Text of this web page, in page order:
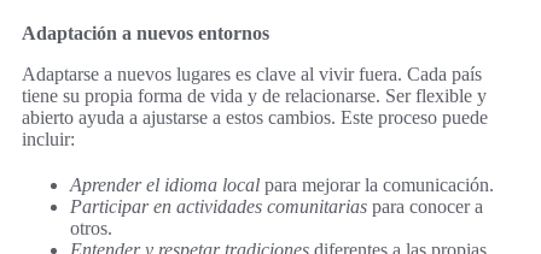
Adaptación a nuevos entornos
Adaptarse a nuevos lugares es clave al vivir fuera. Cada país
tiene su propia forma de vida y de relacionarse. Ser flexible y
abierto ayuda a ajustarse a estos cambios. Este proceso puede
incluir:
Aprender el idioma local para mejorar la comunicación.
Participar en actividades comunitarias para conocer a
otros.